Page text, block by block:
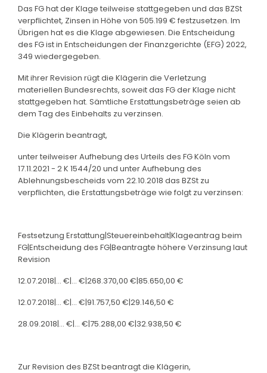
Das FG hat der Klage teilweise stattgegeben und das BZSt
verpflichtet, Zinsen in Höhe von 505.199 € festzusetzen. Im
Übrigen hat es die Klage abgewiesen. Die Entscheidung
des FG ist in Entscheidungen der Finanzgerichte (EFG) 2022,
349 wiedergegeben.
Mit ihrer Revision rügt die Klägerin die Verletzung
materiellen Bundesrechts, soweit das FG der Klage nicht
stattgegeben hat. Sämtliche Erstattungsbeträge seien ab
dem Tag des Einbehalts zu verzinsen.
Die Klägerin beantragt,
unter teilweiser Aufhebung des Urteils des FG Köln vom
17.11.2021 - 2 K 1544/20 und unter Aufhebung des
Ablehnungsbescheids vom 22.10.2018 das BZSt zu
verpflichten, die Erstattungsbeträge wie folgt zu verzinsen:
Festsetzung Erstattung|Steuereinbehalt|Klageantrag beim
FG|Entscheidung des FG|Beantragte höhere Verzinsung laut
Revision
12.07.2018|... €|... €|268.370,00 €|85.650,00 €
12.07.2018|... €|... €|91.757,50 €|29.146,50 €
28.09.2018|... €|... €|75.288,00 €|32.938,50 €
Zur Revision des BZSt beantragt die Klägerin,